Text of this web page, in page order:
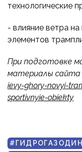
технологические
- влияние ветра
элементов
При подготовке
материалы сайта
ievy-ghory-novyi-
sportivnyie-obiekty